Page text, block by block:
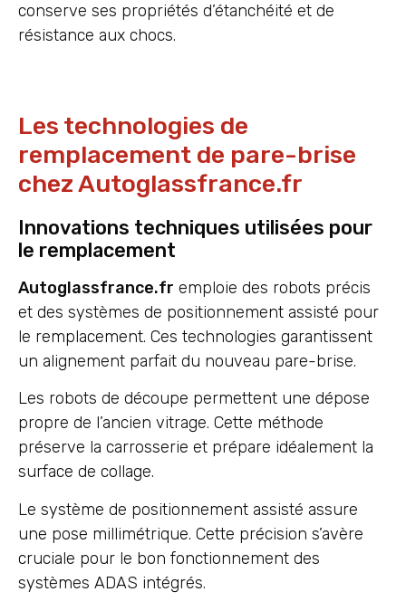
conserve ses propriétés d’étanchéité et de
résistance aux chocs.
Les technologies de
remplacement de pare-brise
chez Autoglassfrance.fr
Innovations techniques utilisées pour
le remplacement
Autoglassfrance.fr emploie des robots précis
et des systèmes de positionnement assisté pour
le remplacement. Ces technologies garantissent
un alignement parfait du nouveau pare-brise.
Les robots de découpe permettent une dépose
propre de l’ancien vitrage. Cette méthode
préserve la carrosserie et prépare idéalement la
surface de collage.
Le système de positionnement assisté assure
une pose millimétrique. Cette précision s’avère
cruciale pour le bon fonctionnement des
systèmes ADAS intégrés.